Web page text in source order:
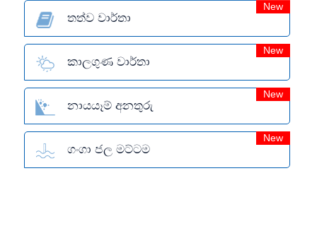
තත්ව වාර්තා
New
කාලගුණ වාර්තා
New
නායයෑම් අනතුරු
New
ගංගා ජල මට්ටම
New